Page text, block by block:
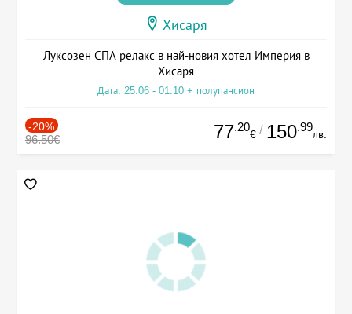
Хисаря
Луксозен СПА релакс в най-новия хотел Империя в
Хисаря
Дата: 25.06 - 01.10 + полупансион
-20%
96.50€ 77.20
€ / 150.99
лв.